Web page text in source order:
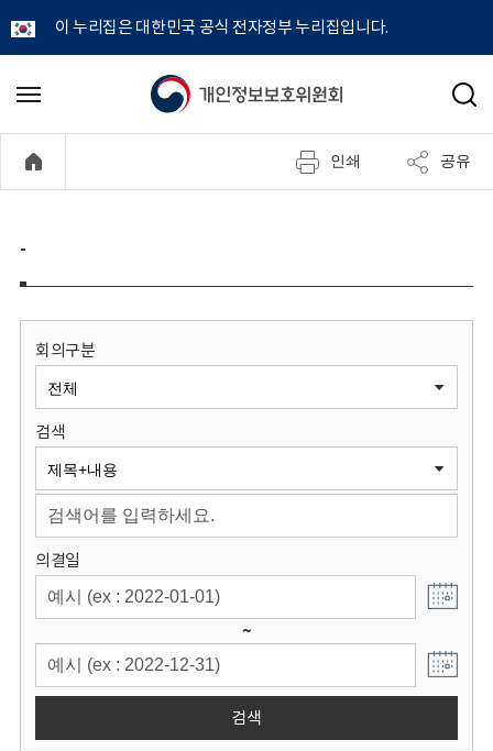
이 누리집은 대한민국 공식 전자정부 누리집입니다.
개
정
보
원
회
메
기
검
인쇄 공유
-
회의구분
검색
의결일
~
검색